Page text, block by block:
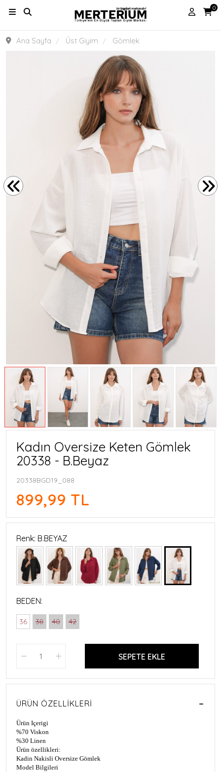
0
Ana Sayfa Üst Giyim Gömlek
Kadın Oversize Keten Gömlek
20338 - B.Beyaz
20338BGD19_088
899,99 TL
Renk: B.BEYAZ
BEDEN:
36 38 40 42
SEPETE EKLE
ÜRÜN ÖZELLIKLERI
Ürün Içerigi
%70 Viskon
%30 Linen
Ürün özellikleri:
Kadin Nakisli Oversize Gömlek
Model Bilgileri